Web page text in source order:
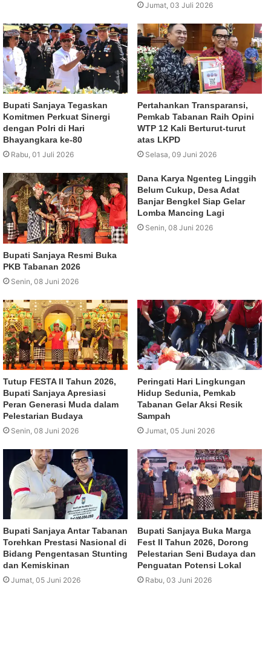
Jumat, 03 Juli 2026
Bupati Sanjaya Tegaskan
Komitmen Perkuat Sinergi
dengan Polri di Hari
Bhayangkara ke-80
Rabu, 01 Juli 2026
Pertahankan Transparansi,
Pemkab Tabanan Raih Opini
WTP 12 Kali Berturut-turut
atas LKPD
Selasa, 09 Juni 2026
Bupati Sanjaya Resmi Buka
PKB Tabanan 2026
Senin, 08 Juni 2026
Dana Karya Ngenteg Linggih
Belum Cukup, Desa Adat
Banjar Bengkel Siap Gelar
Lomba Mancing Lagi
Senin, 08 Juni 2026
Tutup FESTA II Tahun 2026,
Bupati Sanjaya Apresiasi
Peran Generasi Muda dalam
Pelestarian Budaya
Senin, 08 Juni 2026
Peringati Hari Lingkungan
Hidup Sedunia, Pemkab
Tabanan Gelar Aksi Resik
Sampah
Jumat, 05 Juni 2026
Bupati Sanjaya Antar Tabanan
Torehkan Prestasi Nasional di
Bidang Pengentasan Stunting
dan Kemiskinan
Jumat, 05 Juni 2026
Bupati Sanjaya Buka Marga
Fest II Tahun 2026, Dorong
Pelestarian Seni Budaya dan
Penguatan Potensi Lokal
Rabu, 03 Juni 2026